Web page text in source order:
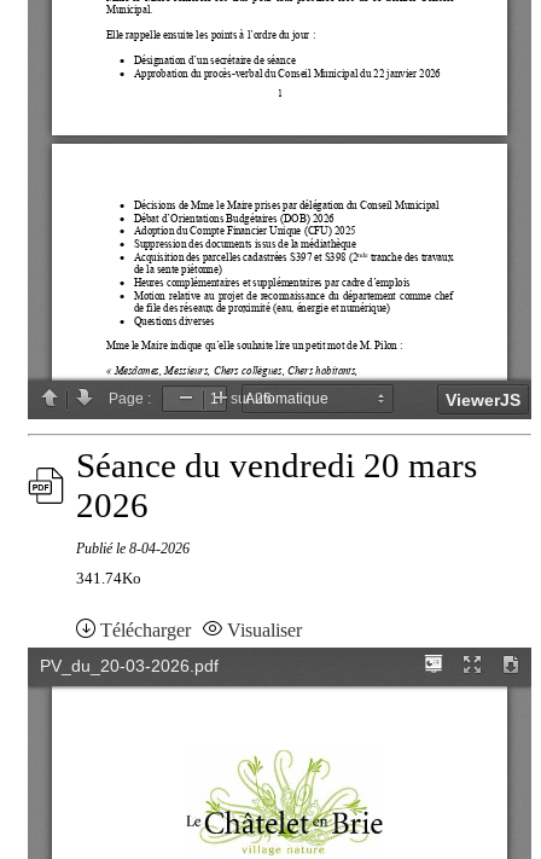
Séance du vendredi 20 mars
2026
Publié le 8-04-2026
341.74Ko
Télécharger Visualiser